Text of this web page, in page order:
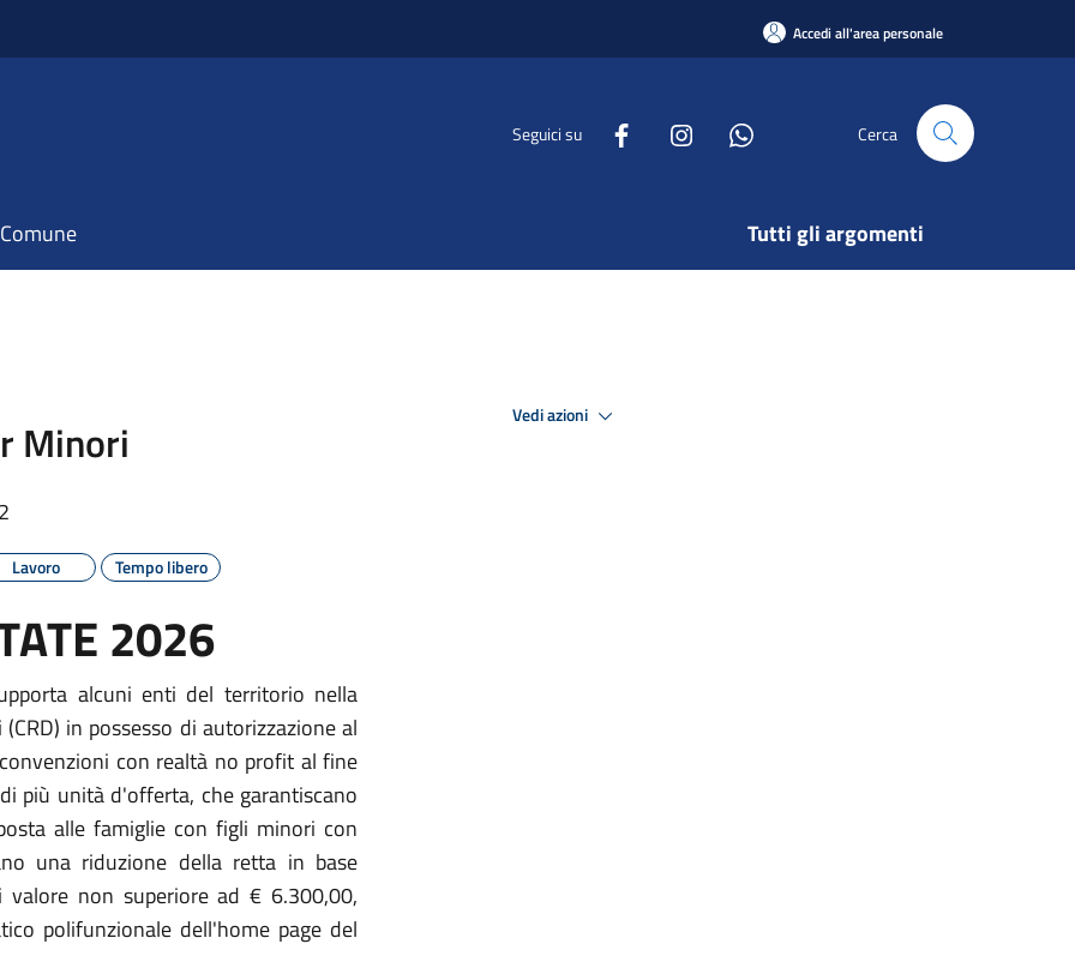
Accedi all'area personale
Seguici su Cerca
Tutti gli argomenti
Minori
Lavoro Tempo libero
2026
alcuni enti del territorio nella
in possesso di autorizzazione al
con realtà no profit al fine
più unità d'offerta, che garantiscano
alle famiglie con figli minori con
una riduzione della retta in base
valore non superiore ad € 6.300,00,
polifunzionale dell'home page del
Vedi azioni